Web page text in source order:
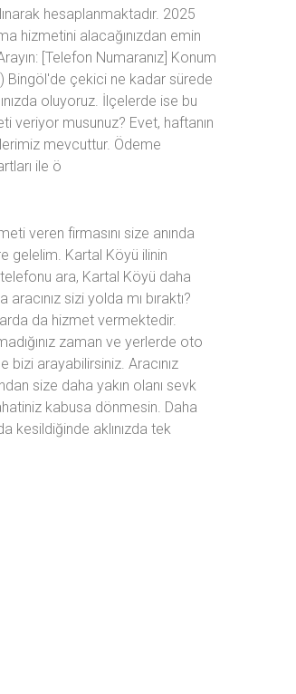
hesaplanmaktadır. 2025
hizmetini alacağınızdan emin
[Telefon Numaranız] Konum
Bingöl'de çekici ne kadar sürede
oluyoruz. İlçelerde ise bu
veriyor musunuz? Evet, haftanın
mevcuttur. Ödeme
ile ö
veren firmasını size anında
gelelim. Kartal Köyü ilinin
ara, Kartal Köyü daha
sizi yolda mı bıraktı?
da hizmet vermektedir.
zaman ve yerlerde oto
arayabilirsiniz. Aracınız
size daha yakın olanı sevk
kabusa dönmesin. Daha
kesildiğinde aklınızda tek